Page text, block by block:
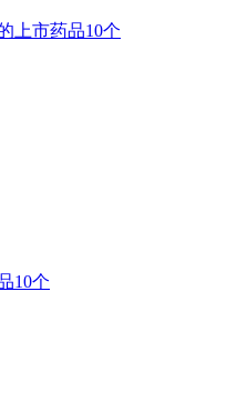
上市药品10个
10个